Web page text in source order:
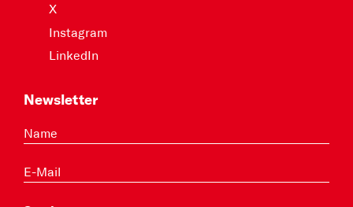
X
Instagram
LinkedIn
Newsletter